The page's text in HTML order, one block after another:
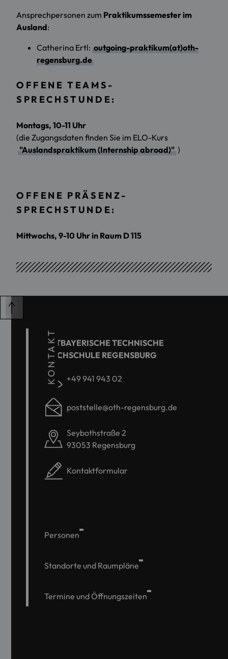
Ansprechpersonen zum Praktikumssemester im
Ausland:
Catherina Ertl: outgoing-praktikum(at)oth-
regensburg.de
OFFENE TEAMS-
SPRECHSTUNDE:
Montags, 10-11 Uhr
(die Zugangsdaten finden Sie im ELO-Kurs
"Auslandspraktikum (Internship abroad)" )
OFFENE PRÄSENZ-
SPRECHSTUNDE:
Mittwochs, 9-10 Uhr in Raum D 115
KONTAKT
OSTBAYERISCHE TECHNISCHE
HOCHSCHULE REGENSBURG
+49 941 943 02
poststelle@oth-regensburg.de
Seybothstraße 2
93053 Regensburg
Kontaktformular
Personen
Standorte und Raumpläne
Termine und Öffnungszeiten